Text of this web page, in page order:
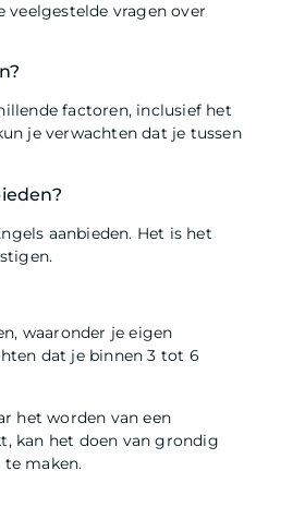
veelgestelde vragen over
factoren, inclusief het
je verwachten dat je tussen
aanbieden. Het is het
waaronder je eigen
dat je binnen 3 tot 6
het worden van een
kan het doen van grondig
te maken.